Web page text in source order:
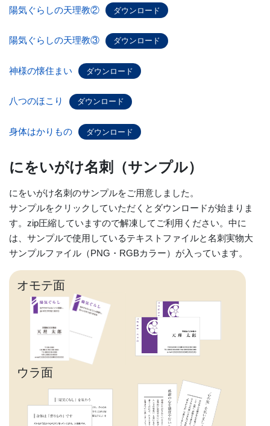
陽気ぐらしの天理教② ダウンロード
陽気ぐらしの天理教③ ダウンロード
神様の懐住まい ダウンロード
八つのほこり ダウンロード
身体はかりもの ダウンロード
にをいがけ名刺（サンプル）
にをいがけ名刺のサンプルをご用意しました。
サンプルをクリックしていただくとダウンロードが始まりま
す。zip圧縮していますので解凍してご利用ください。中に
は、サンプルで使用しているテキストファイルと名刺実物大
サンプルファイル（PNG・RGBカラー）が入っています。
オモテ面
ウラ面